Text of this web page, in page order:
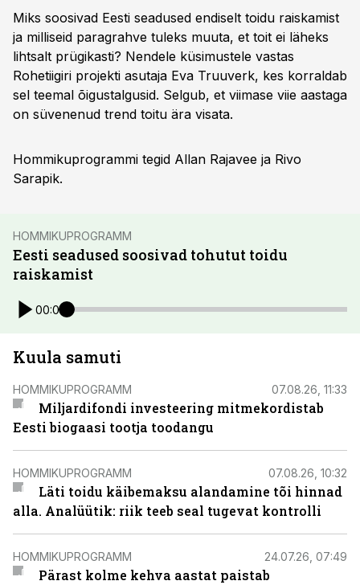
Miks soosivad Eesti seadused endiselt toidu raiskamist
ja milliseid paragrahve tuleks muuta, et toit ei läheks
lihtsalt prügikasti? Nendele küsimustele vastas
Rohetiigiri projekti asutaja Eva Truuverk, kes korraldab
sel teemal õigustalgusid. Selgub, et viimase viie aastaga
on süvenenud trend toitu ära visata.
Hommikuprogrammi tegid Allan Rajavee ja Rivo
Sarapik.
HOMMIKUPROGRAMM
Eesti seadused soosivad tohutut toidu
raiskamist
00:00
Kuula samuti
HOMMIKUPROGRAMM 07.08.26, 11:33
Miljardifondi investeering mitmekordistab
Eesti biogaasi tootja toodangu
HOMMIKUPROGRAMM 07.08.26, 10:32
Läti toidu käibemaksu alandamine tõi hinnad
alla. Analüütik: riik teeb seal tugevat kontrolli
HOMMIKUPROGRAMM 24.07.26, 07:49
Pärast kolme kehva aastat paistab